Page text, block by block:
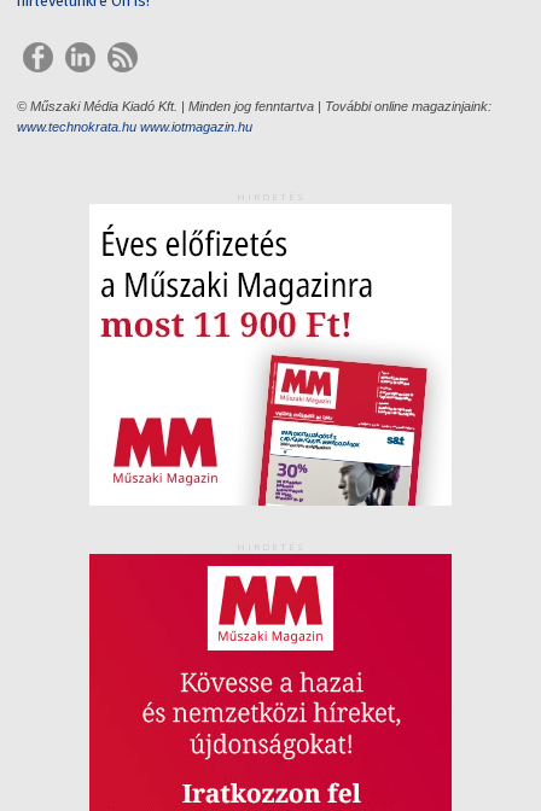
© Műszaki Média Kiadó Kft. | Minden jog fenntartva | További online magazinjaink:
www.technokrata.hu www.iotmagazin.hu
HIRDETÉS
HIRDETÉS